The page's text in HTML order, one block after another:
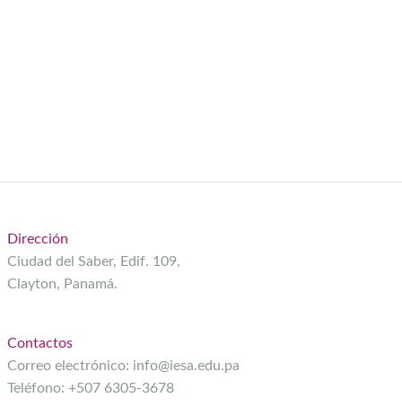
Dirección
Ciudad del Saber, Edif. 109,
Clayton, Panamá.
Contactos
Correo electrónico: info@iesa.edu.pa
Teléfono: +507 6305-3678